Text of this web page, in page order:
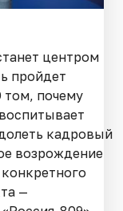
центром
пройдет
почему
кадровый
возрождение
—